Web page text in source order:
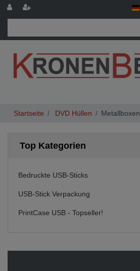
DVD Hüllen Metallboxen
Top Kategorien
Bedruckte USB-Sticks
USB-Stick Verpackung
PrintCase USB - Topseller!